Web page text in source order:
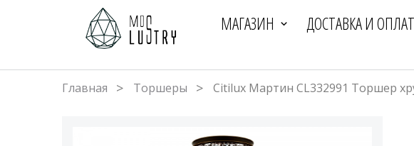
МАГАЗИН ДОСТАВКА И
Главная Торшеры Citilux Мартин CL332991 Торшер